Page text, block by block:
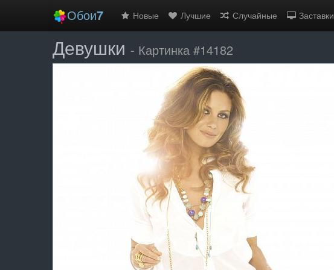
Обои7 Новые Лучшие Случайные Заставки
Девушки - Картинка #14182